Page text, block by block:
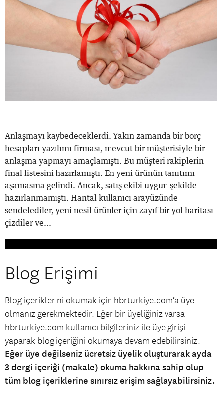
Anlaşmayı kaybedeceklerdi. Yakın zamanda bir borç
hesapları yazılımı firması, mevcut bir müşterisiyle bir
anlaşma yapmayı amaçlamıştı. Bu müşteri rakiplerin
final listesini hazırlamıştı. En yeni ürünün tanıtımı
aşamasına gelindi. Ancak, satış ekibi uygun şekilde
hazırlanmamıştı. Hantal kullanıcı arayüzünde
sendelediler, yeni nesil ürünler için zayıf bir yol haritası
çizdiler ve...
Blog Erişimi
Blog içeriklerini okumak için hbrturkiye.com’a üye
olmanız gerekmektedir. Eğer bir üyeliğiniz varsa
hbrturkiye.com kullanıcı bilgileriniz ile üye girişi
yaparak blog içeriğini okumaya devam edebilirsiniz.
Eğer üye değilseniz ücretsiz üyelik oluşturarak ayda
3 dergi içeriği (makale) okuma hakkına sahip olup
tüm blog içeriklerine sınırsız erişim sağlayabilirsiniz.